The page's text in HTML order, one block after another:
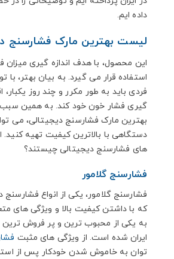
داده ایم.
لیست بهترین مارک فشارسنج
این محصول، با هدف اندازه گیری میزان
استفاده قرار می گیرد. به بیان بهتر، با
فردی باید به طور مکرر و چند روز یکبار،
گیری فشار خون خود کند. به همین
بهترین مارک فشارسنج دیجیتالی، می
دستگاهی با بالاترین کیفیت تهیه کنید.
های فشارسنج دیجیتالی چیستند؟
فشارسنج گلامور
فشارسنج گلامور، یکی از انواع
که با داشتن کیفیت بالا و ویژگی های
به یکی از محبوب ترین و پر فروش ترین
ایران شده است. از ویژگی های مثبت
توان به خاموش شدن خودکار پس از